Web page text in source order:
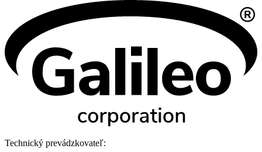
Technický prevádzkovateľ: